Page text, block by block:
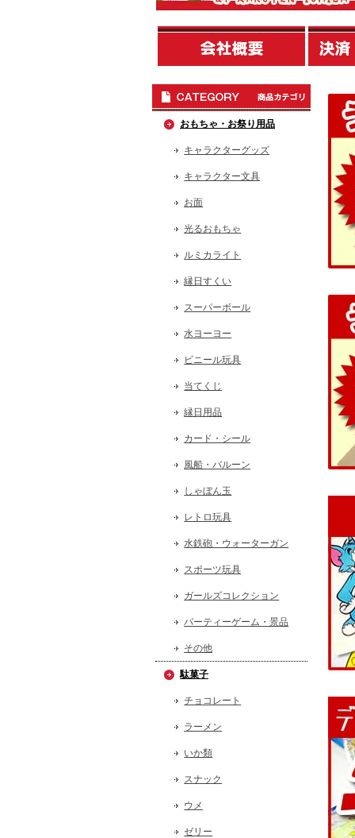
おもちゃ・お祭り用品
キャラクターグッズ
キャラクター文具
お面
光るおもちゃ
ルミカライト
縁日すくい
スーパーボール
水ヨーヨー
ビニール玩具
当てくじ
縁日用品
カード・シール
風船・バルーン
しゃぼん玉
レトロ玩具
水鉄砲・ウォーターガン
スポーツ玩具
ガールズコレクション
パーティーゲーム・景品
その他
駄菓子
チョコレート
ラーメン
いか類
スナック
ウメ
ゼリー